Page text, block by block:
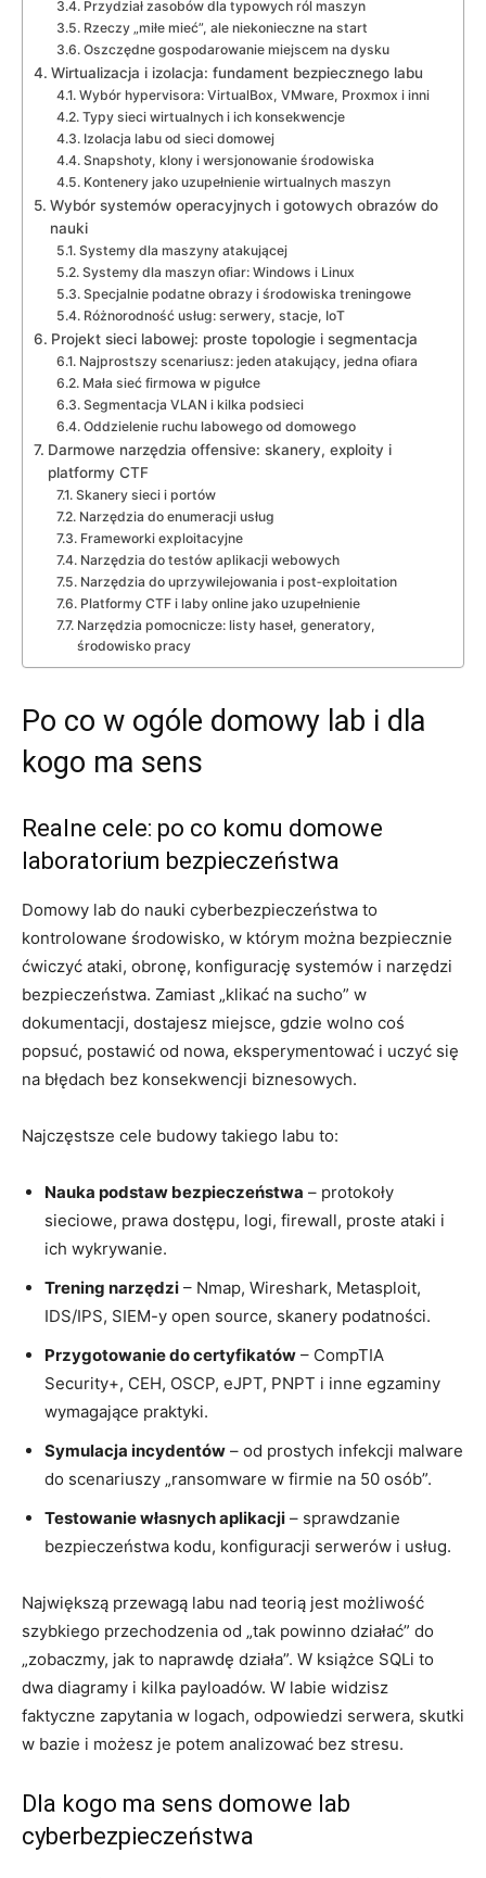
Przydział zasobów dla typowych ról maszyn
Rzeczy „miłe mieć”, ale niekonieczne na start
Oszczędne gospodarowanie miejscem na dysku
Wirtualizacja i izolacja: fundament bezpiecznego labu
Wybór hypervisora: VirtualBox, VMware, Proxmox i inni
Typy sieci wirtualnych i ich konsekwencje
Izolacja labu od sieci domowej
Snapshoty, klony i wersjonowanie środowiska
Kontenery jako uzupełnienie wirtualnych maszyn
Wybór systemów operacyjnych i gotowych obrazów do
nauki
Systemy dla maszyny atakującej
Systemy dla maszyn ofiar: Windows i Linux
Specjalnie podatne obrazy i środowiska treningowe
Różnorodność usług: serwery, stacje, IoT
Projekt sieci labowej: proste topologie i segmentacja
Najprostszy scenariusz: jeden atakujący, jedna ofiara
Mała sieć firmowa w pigułce
Segmentacja VLAN i kilka podsieci
Oddzielenie ruchu labowego od domowego
Darmowe narzędzia offensive: skanery, exploity i
platformy CTF
Skanery sieci i portów
Narzędzia do enumeracji usług
Frameworki exploitacyjne
Narzędzia do testów aplikacji webowych
Narzędzia do uprzywilejowania i post‑exploitation
Platformy CTF i laby online jako uzupełnienie
Narzędzia pomocnicze: listy haseł, generatory,
środowisko pracy
Po co w ogóle domowy lab i dla
kogo ma sens
Realne cele: po co komu domowe
laboratorium bezpieczeństwa
Domowy lab do nauki cyberbezpieczeństwa to
kontrolowane środowisko, w którym można bezpiecznie
ćwiczyć ataki, obronę, konfigurację systemów i narzędzi
bezpieczeństwa. Zamiast „klikać na sucho” w
dokumentacji, dostajesz miejsce, gdzie wolno coś
popsuć, postawić od nowa, eksperymentować i uczyć się
na błędach bez konsekwencji biznesowych.
Najczęstsze cele budowy takiego labu to:
Nauka podstaw bezpieczeństwa – protokoły
sieciowe, prawa dostępu, logi, firewall, proste ataki i
ich wykrywanie.
Trening narzędzi – Nmap, Wireshark, Metasploit,
IDS/IPS, SIEM-y open source, skanery podatności.
Przygotowanie do certyfikatów – CompTIA
Security+, CEH, OSCP, eJPT, PNPT i inne egzaminy
wymagające praktyki.
Symulacja incydentów – od prostych infekcji malware
do scenariuszy „ransomware w firmie na 50 osób”.
Testowanie własnych aplikacji – sprawdzanie
bezpieczeństwa kodu, konfiguracji serwerów i usług.
Największą przewagą labu nad teorią jest możliwość
szybkiego przechodzenia od „tak powinno działać” do
„zobaczmy, jak to naprawdę działa”. W książce SQLi to
dwa diagramy i kilka payloadów. W labie widzisz
faktyczne zapytania w logach, odpowiedzi serwera, skutki
w bazie i możesz je potem analizować bez stresu.
Dla kogo ma sens domowe lab
cyberbezpieczeństwa